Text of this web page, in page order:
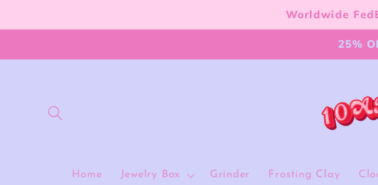
au
Worldwide
25%
Home Jewelry Box Grinder Frosting Clay